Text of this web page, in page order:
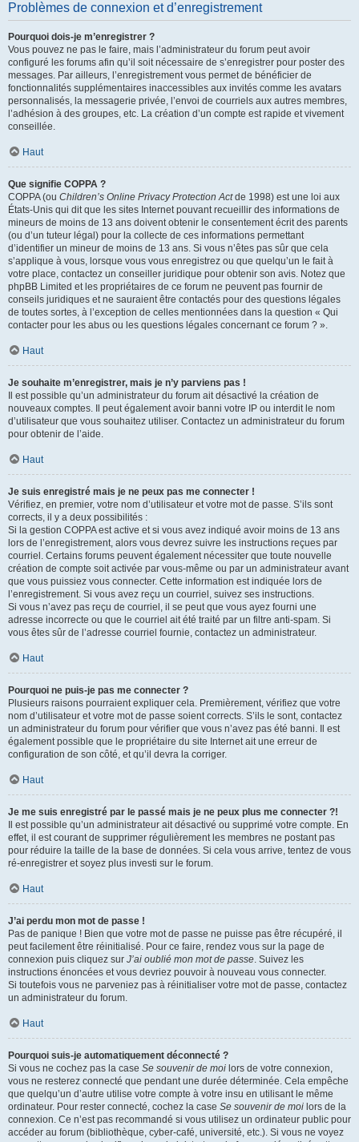
Problèmes de connexion et d’enregistrement
Pourquoi dois-je m’enregistrer ?
Vous pouvez ne pas le faire, mais l’administrateur du forum peut avoir
configuré les forums afin qu’il soit nécessaire de s’enregistrer pour poster des
messages. Par ailleurs, l’enregistrement vous permet de bénéficier de
fonctionnalités supplémentaires inaccessibles aux invités comme les avatars
personnalisés, la messagerie privée, l’envoi de courriels aux autres membres,
l’adhésion à des groupes, etc. La création d’un compte est rapide et vivement
conseillée.
Haut
Que signifie COPPA ?
COPPA (ou Children’s Online Privacy Protection Actde 1998) est une loi aux
États-Unis qui dit que les sites Internet pouvant recueillir des informations de
mineurs de moins de 13 ans doivent obtenir le consentement écrit des parents
(ou d’un tuteur légal) pour la collecte de ces informations permettant
d’identifier un mineur de moins de 13 ans. Si vous n’êtes pas sûr que cela
s’applique à vous, lorsque vous vous enregistrez ou que quelqu’un le fait à
votre place, contactez un conseiller juridique pour obtenir son avis. Notez que
phpBB Limited et les propriétaires de ce forum ne peuvent pas fournir de
conseils juridiques et ne sauraient être contactés pour des questions légales
de toutes sortes, à l’exception de celles mentionnées dans la question « Qui
contacter pour les abus ou les questions légales concernant ce forum ? ».
Haut
Je souhaite m’enregistrer, mais je n’y parviens pas !
Il est possible qu’un administrateur du forum ait désactivé la création de
nouveaux comptes. Il peut également avoir banni votre IP ou interdit le nom
d’utilisateur que vous souhaitez utiliser. Contactez un administrateur du forum
pour obtenir de l’aide.
Haut
Je suis enregistré mais je ne peux pas me connecter !
Vérifiez, en premier, votre nom d’utilisateur et votre mot de passe. S’ils sont
corrects, il y a deux possibilités :
Si la gestion COPPA est active et si vous avez indiqué avoir moins de 13 ans
lors de l’enregistrement, alors vous devrez suivre les instructions reçues par
courriel. Certains forums peuvent également nécessiter que toute nouvelle
création de compte soit activée par vous-même ou par un administrateur avant
que vous puissiez vous connecter. Cette information est indiquée lors de
l’enregistrement. Si vous avez reçu un courriel, suivez ses instructions.
Si vous n’avez pas reçu de courriel, il se peut que vous ayez fourni une
adresse incorrecte ou que le courriel ait été traité par un filtre anti-spam. Si
vous êtes sûr de l’adresse courriel fournie, contactez un administrateur.
Haut
Pourquoi ne puis-je pas me connecter ?
Plusieurs raisons pourraient expliquer cela. Premièrement, vérifiez que votre
nom d’utilisateur et votre mot de passe soient corrects. S’ils le sont, contactez
un administrateur du forum pour vérifier que vous n’avez pas été banni. Il est
également possible que le propriétaire du site Internet ait une erreur de
configuration de son côté, et qu’il devra la corriger.
Haut
Je me suis enregistré par le passé mais je ne peux plus me connecter ?!
Il est possible qu’un administrateur ait désactivé ou supprimé votre compte. En
effet, il est courant de supprimer régulièrement les membres ne postant pas
pour réduire la taille de la base de données. Si cela vous arrive, tentez de vous
ré-enregistrer et soyez plus investi sur le forum.
Haut
J’ai perdu mon mot de passe !
Pas de panique ! Bien que votre mot de passe ne puisse pas être récupéré, il
peut facilement être réinitialisé. Pour ce faire, rendez vous sur la page de
connexion puis cliquez sur J’ai oublié mon mot de passe. Suivez les
instructions énoncées et vous devriez pouvoir à nouveau vous connecter.
Si toutefois vous ne parveniez pas à réinitialiser votre mot de passe, contactez
un administrateur du forum.
Haut
Pourquoi suis-je automatiquement déconnecté ?
Si vous ne cochez pas la case Se souvenir de moi lors de votre connexion,
vous ne resterez connecté que pendant une durée déterminée. Cela empêche
que quelqu’un d’autre utilise votre compte à votre insu en utilisant le même
ordinateur. Pour rester connecté, cochez la case Se souvenir de moi lors de la
connexion. Ce n’est pas recommandé si vous utilisez un ordinateur public pour
accéder au forum (bibliothèque, cyber-café, université, etc.). Si vous ne voyez